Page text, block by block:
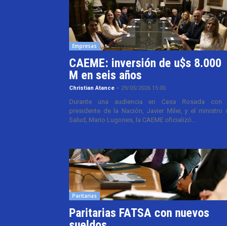
Empresas
CAEME: inversión de u$s 8.000
M en seis años
Christian Atance - 29/05/2026 15:00
Durante una audiencia en Casa Rosada con
presidente de la Nación, Javier Milei, y el ministro
Salud, Mario Lugones, la CAEME oficializó...
Paritarias
Paritarias FATSA con nuevos